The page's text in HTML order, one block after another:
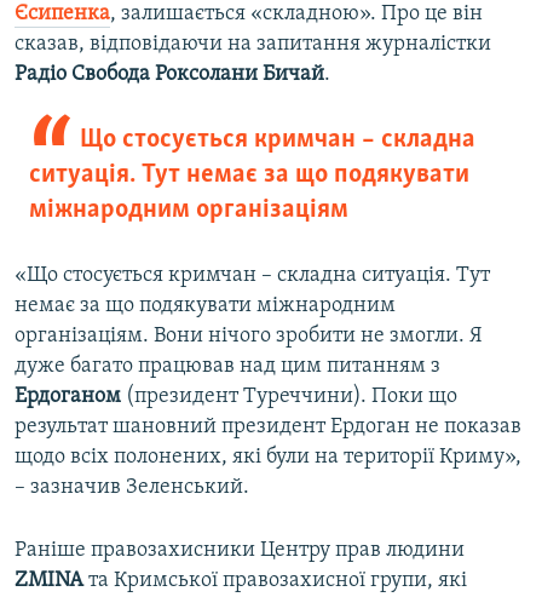
Єсипенка, залишається «складною». Про це він
сказав, відповідаючи на запитання журналістки
Радіо Свобода Роксолани Бичай.
Що стосується кримчан – складна
ситуація. Тут немає за що подякувати
міжнародним організаціям
«Що стосується кримчан – складна ситуація. Тут
немає за що подякувати міжнародним
організаціям. Вони нічого зробити не змогли. Я
дуже багато працював над цим питанням з
Ердоганом (президент Туреччини). Поки що
результат шановний президент Ердоган не показав
щодо всіх полонених, які були на території Криму»,
– зазначив Зеленський.
Раніше правозахисники Центру прав людини
ZMINAта Кримської правозахисної групи, які